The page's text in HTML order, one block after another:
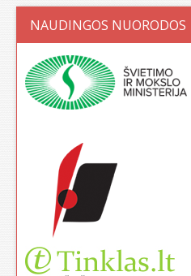
NAUDINGOS NUORODOS